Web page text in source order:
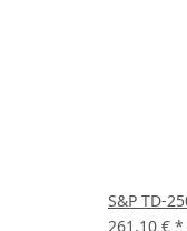
S&P TD-
261,10 € *